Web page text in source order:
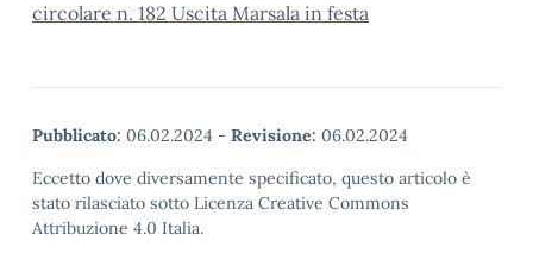
circolare n. 182 Uscita Marsala in festa
Pubblicato: 06.02.2024 - Revisione: 06.02.2024
Eccetto dove diversamente specificato, questo articolo è
stato rilasciato sotto Licenza Creative Commons
Attribuzione 4.0 Italia.